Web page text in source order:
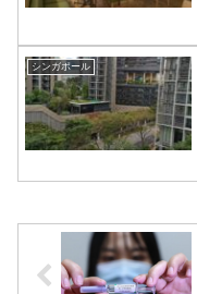
シンガポール